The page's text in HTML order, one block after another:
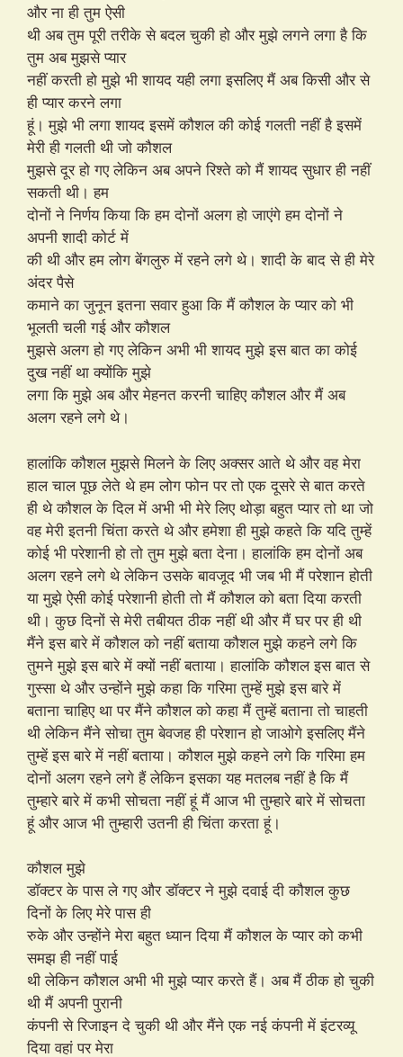
और ना ही तुम ऐसी
थी अब तुम पूरी तरीके से बदल चुकी हो और मुझे लगने लगा है कि
तुम अब मुझसे प्यार
नहीं करती हो मुझे भी शायद यही लगा इसलिए मैं अब किसी और से
ही प्यार करने लगा
हूं। मुझे भी लगा शायद इसमें कौशल की कोई गलती नहीं है इसमें
मेरी ही गलती थी जो कौशल
मुझसे दूर हो गए लेकिन अब अपने रिश्ते को मैं शायद सुधार ही नहीं
सकती थी। हम
दोनों ने निर्णय किया कि हम दोनों अलग हो जाएंगे हम दोनों ने
अपनी शादी कोर्ट में
की थी और हम लोग बेंगलुरु में रहने लगे थे। शादी के बाद से ही मेरे
अंदर पैसे
कमाने का जुनून इतना सवार हुआ कि मैं कौशल के प्यार को भी
भूलती चली गई और कौशल
मुझसे अलग हो गए लेकिन अभी भी शायद मुझे इस बात का कोई
दुख नहीं था क्योंकि मुझे
लगा कि मुझे अब और मेहनत करनी चाहिए कौशल और मैं अब
अलग रहने लगे थे।
हालांकि कौशल मुझसे मिलने के लिए अक्सर आते थे और वह मेरा
हाल चाल पूछ लेते थे हम लोग फोन पर तो एक दूसरे से बात करते
ही थे कौशल के दिल में अभी भी मेरे लिए थोड़ा बहुत प्यार तो था जो
वह मेरी इतनी चिंता करते थे और हमेशा ही मुझे कहते कि यदि तुम्हें
कोई भी परेशानी हो तो तुम मुझे बता देना। हालांकि हम दोनों अब
अलग रहने लगे थे लेकिन उसके बावजूद भी जब भी मैं परेशान होती
या मुझे ऐसी कोई परेशानी होती तो मैं कौशल को बता दिया करती
थी। कुछ दिनों से मेरी तबीयत ठीक नहीं थी और मैं घर पर ही थी
मैंने इस बारे में कौशल को नहीं बताया कौशल मुझे कहने लगे कि
तुमने मुझे इस बारे में क्यों नहीं बताया। हालांकि कौशल इस बात से
गुस्सा थे और उन्होंने मुझे कहा कि गरिमा तुम्हें मुझे इस बारे में
बताना चाहिए था पर मैंने कौशल को कहा मैं तुम्हें बताना तो चाहती
थी लेकिन मैंने सोचा तुम बेवजह ही परेशान हो जाओगे इसलिए मैंने
तुम्हें इस बारे में नहीं बताया। कौशल मुझे कहने लगे कि गरिमा हम
दोनों अलग रहने लगे हैं लेकिन इसका यह मतलब नहीं है कि मैं
तुम्हारे बारे में कभी सोचता नहीं हूं मैं आज भी तुम्हारे बारे में सोचता
हूं और आज भी तुम्हारी उतनी ही चिंता करता हूं।
कौशल मुझे
डॉक्टर के पास ले गए और डॉक्टर ने मुझे दवाई दी कौशल कुछ
दिनों के लिए मेरे पास ही
रुके और उन्होंने मेरा बहुत ध्यान दिया मैं कौशल के प्यार को कभी
समझ ही नहीं पाई
थी लेकिन कौशल अभी भी मुझे प्यार करते हैं। अब मैं ठीक हो चुकी
थी मैं अपनी पुरानी
कंपनी से रिजाइन दे चुकी थी और मैंने एक नई कंपनी में इंटरव्यू
दिया वहां पर मेरा